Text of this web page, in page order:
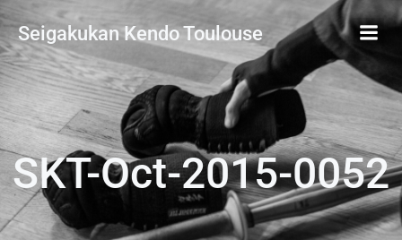
Aller
au
contenu
Seigakukan Kendo Toulouse
SKT-Oct-2015-0052